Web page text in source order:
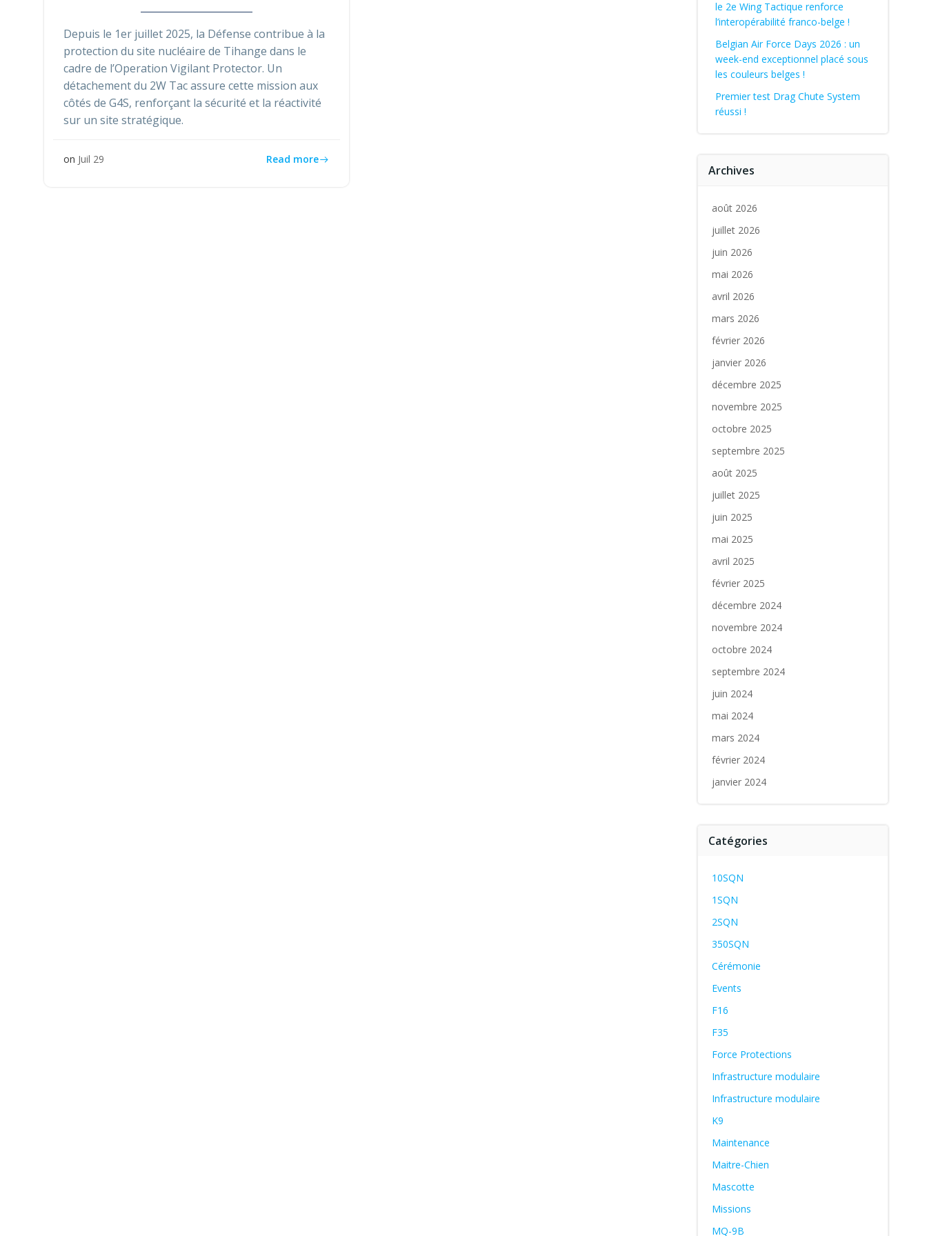
Depuis le 1er juillet 2025, la Défense contribue à la
protection du site nucléaire de Tihange dans le
cadre de l’Operation Vigilant Protector. Un
détachement du 2W Tac assure cette mission aux
côtés de G4S, renforçant la sécurité et la réactivité
sur un site stratégique.
on Juil 29 Read more
le 2e Wing Tactique renforce
l’interopérabilité franco-belge !
Belgian Air Force Days 2026 : un
week-end exceptionnel placé sous
les couleurs belges !
Premier test Drag Chute System
réussi !
Archives
août 2026
juillet 2026
juin 2026
mai 2026
avril 2026
mars 2026
février 2026
janvier 2026
décembre 2025
novembre 2025
octobre 2025
septembre 2025
août 2025
juillet 2025
juin 2025
mai 2025
avril 2025
février 2025
décembre 2024
novembre 2024
octobre 2024
septembre 2024
juin 2024
mai 2024
mars 2024
février 2024
janvier 2024
Catégories
10SQN
1SQN
2SQN
350SQN
Cérémonie
Events
F16
F35
Force Protections
Infrastructure modulaire
Infrastructure modulaire
K9
Maintenance
Maitre-Chien
Mascotte
Missions
MQ-9B